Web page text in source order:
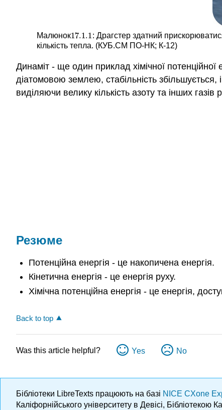
Малюнок17.1.1
17.1.1: Драгстер здатний
кількість тепла. (КУБ.СМ ПО-НК; К-12)
Динаміт - ще один приклад хімічної
діатомовою землею, стабільність
виділяючи велику кількість азоту та інших
Резюме
Потенційна енергія - це накопичена енергія.
Кінетична енергія - це енергія руху.
Хімічна потенційна енергія - це енергія,
Back to top
Was this article helpful? Yes No
Бібліотеки LibreTexts працюють на базі NICE CXone
Каліфорнійського університету в Девісі,